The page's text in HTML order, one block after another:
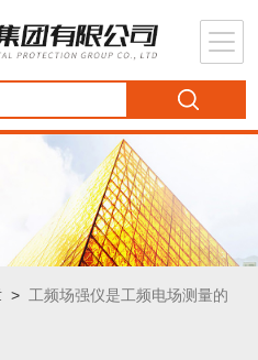
> 工频场强仪是工频电场测量的